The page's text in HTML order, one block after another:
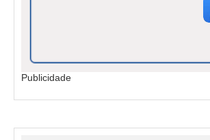
Publicidade